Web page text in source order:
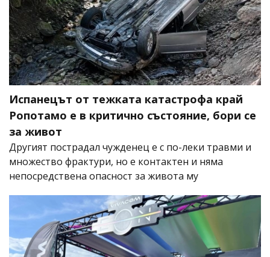
Испанецът от тежката катастрофа край
Ропотамо е в критично състояние, бори се
за живот
Другият пострадал чужденец е с по-леки травми и
множество фрактури, но е контактен и няма
непосредствена опасност за живота му